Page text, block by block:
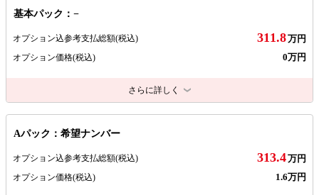
基本パック：−
オプション込参考支払総額(税込) 311.8万円
オプション価格(税込) 0万円
さらに詳しく
Aパック：希望ナンバー
オプション込参考支払総額(税込) 313.4万円
オプション価格(税込) 1.6万円